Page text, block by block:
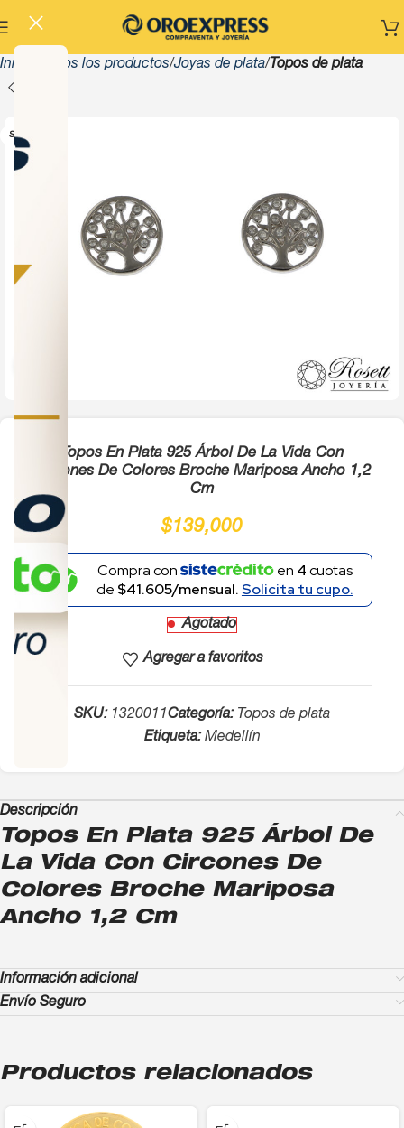
Inicio Todos los productos Joyas de plata Topos de plata
SOLD OUT
Topos En Plata 925 Árbol De La Vida Con
Circones De Colores Broche Mariposa Ancho 1,2
Cm
$139,000
Compra con en 4cuotas
de $41.605/mensual.Solicita tu cupo.
Agotado
Agregar a favoritos
SKU: 1320011Categoría: Topos de plata
Etiqueta: Medellín
Descripción
Topos En Plata 925 Árbol De
La Vida Con Circones De
Colores Broche Mariposa
Ancho 1,2 Cm
Información adicional
Envío Seguro
Productos relacionados